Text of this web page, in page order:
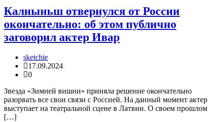
Калныньш отвернулся от России
окончательно: об этом публично
заговорил актер Ивар
sketchie
17.09.2024
0
Звезда «Зимней вишни» приняла решение окончательно
разорвать все свои связи с Россией. На данный момент актер
выступает на театральной сцене в Латвии. О своем прошлом
[…]